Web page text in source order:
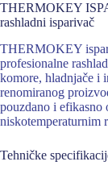
THERMOKEY
rashladni isparivač
THERMOKEY
profesionalne
komore, hladnjače i
renomiranog
pouzdano i efikasno
niskotemperaturnim
Tehničke